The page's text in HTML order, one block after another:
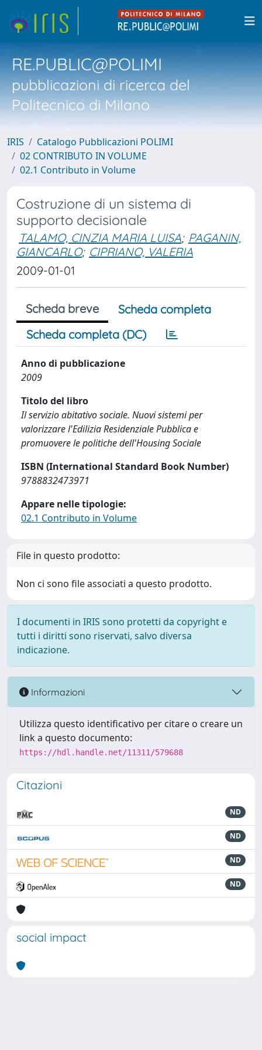
RE.PUBLIC@POLIMI
pubblicazioni di ricerca del
Politecnico di Milano
IRIS
Catalogo Pubblicazioni POLIMI
02 CONTRIBUTO IN VOLUME
02.1 Contributo in Volume
Costruzione di un sistema di
supporto decisionale
TALAMO, CINZIA MARIA LUISA; PAGANIN,
GIANCARLO; CIPRIANO, VALERIA
2009-01-01
Scheda breve
Scheda completa
Scheda completa (DC)
Anno di pubblicazione
2009
Titolo del libro
Il servizio abitativo sociale. Nuovi sistemi per
valorizzare l'Edilizia Residenziale Pubblica e
promuovere le politiche dell'Housing Sociale
ISBN (International Standard Book Number)
9788832473971
Appare nelle tipologie:
02.1 Contributo in Volume
File in questo prodotto:
Non ci sono file associati a questo prodotto.
I documenti in IRIS sono protetti da copyright e
tutti i diritti sono riservati, salvo diversa
indicazione.
Informazioni
Utilizza questo identificativo per citare o creare un
link a questo documento:
https://hdl.handle.net/11311/579688
Citazioni
ND
ND
ND
ND
social impact